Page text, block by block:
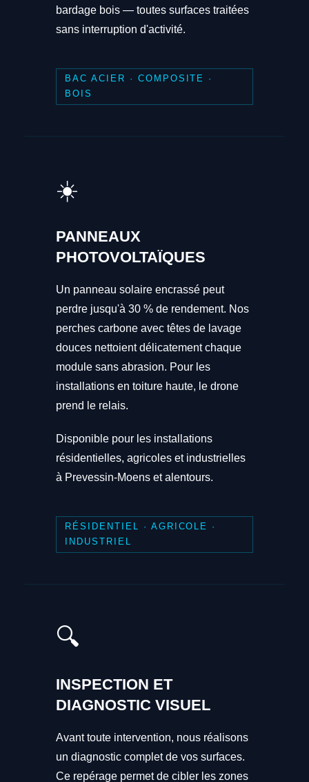
bardage bois — toutes surfaces traitées
sans interruption d'activité.
BAC ACIER · COMPOSITE ·
BOIS
☀️
PANNEAUX
PHOTOVOLTAÏQUES
Un panneau solaire encrassé peut
perdre jusqu'à 30 % de rendement. Nos
perches carbone avec têtes de lavage
douces nettoient délicatement chaque
module sans abrasion. Pour les
installations en toiture haute, le drone
prend le relais.
Disponible pour les installations
résidentielles, agricoles et industrielles
à Prevessin-Moens et alentours.
RÉSIDENTIEL · AGRICOLE ·
INDUSTRIEL
🔍
INSPECTION ET
DIAGNOSTIC VISUEL
Avant toute intervention, nous réalisons
un diagnostic complet de vos surfaces.
Ce repérage permet de cibler les zones